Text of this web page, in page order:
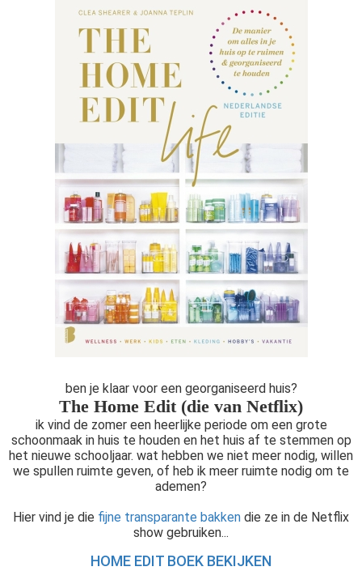
ben je klaar voor een georganiseerd huis?
The Home Edit (die van Netflix)
ik vind de zomer een heerlijke periode om een grote
schoonmaak in huis te houden en het huis af te stemmen op
het nieuwe schooljaar. wat hebben we niet meer nodig, willen
we spullen ruimte geven, of heb ik meer ruimte nodig om te
ademen?
Hier vind je die fijne transparante bakken die ze in de Netflix
show gebruiken...
HOME EDIT BOEK BEKIJKEN